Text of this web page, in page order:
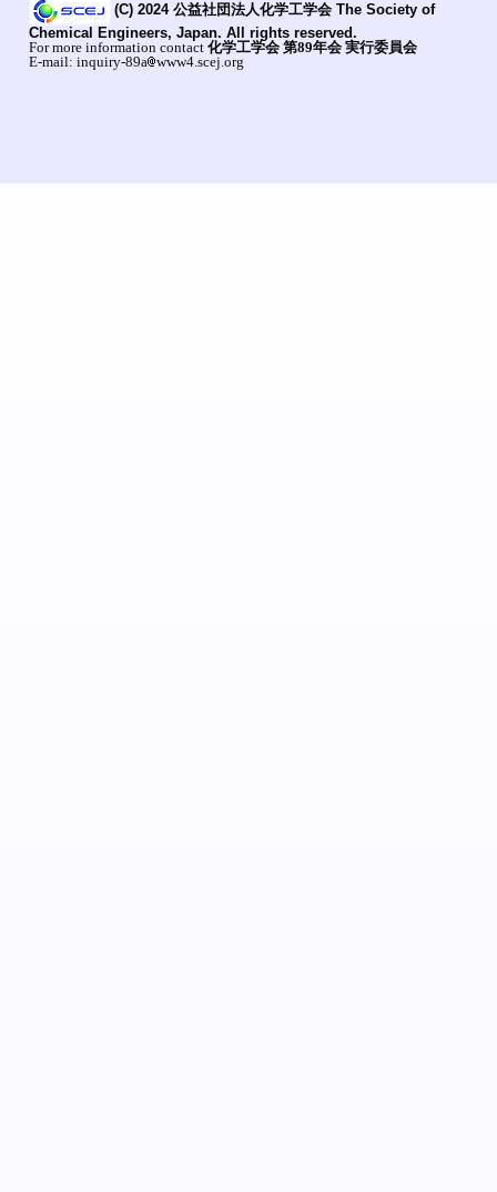
(C) 2024 公益社団法人化学工学会 The Society of
Chemical Engineers, Japan. All rights reserved.
For more information contact 化学工学会 第89年会 実行委員会
E-mail: inquiry-89a www4.scej.org